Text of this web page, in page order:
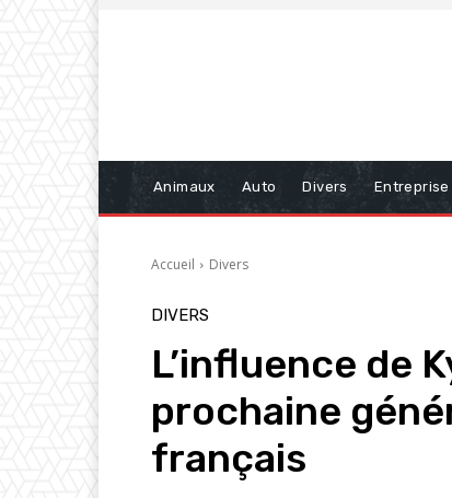
Animaux Auto Divers Entreprise
Accueil Divers
DIVERS
L’influence de
prochaine
français